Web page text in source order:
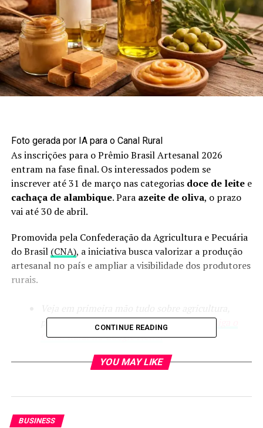
Foto gerada por IA para o Canal Rural
As inscrições para o Prêmio Brasil Artesanal 2026
entram na fase final. Os interessados podem se
inscrever até 31 de março nas categorias doce de leitee
cachaça de alambique. Paraazeite de oliva, o prazo
vai até 30 de abril.
Promovida pela Confederação da Agricultura e Pecuária
do Brasil (CNA), a iniciativa busca valorizar a produção
artesanal no país e ampliar a visibilidade dos produtores
rurais.
pecuária, economia e previsão do tempo:siga o
Canal Rural no Google News!
Segundo a assessora técnica da CNA, Fernanda Silva, o
programa, que chega à 14ª edição, tem contribuído para
CONTINUE READING
YOU MAY LIKE
BUSINESS